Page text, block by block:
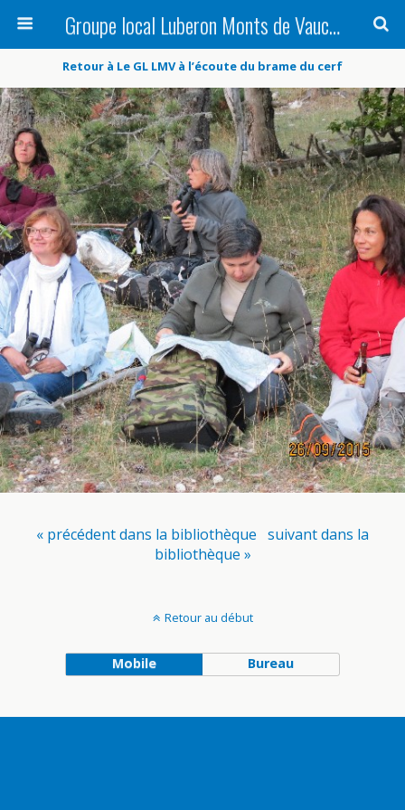
Groupe local Luberon Monts de Vaucluse
Retour à Le GL LMV à l’écoute du brame du cerf
« précédent dans la bibliothèque suivant dans la
bibliothèque »
Retour au début
Mobile Bureau